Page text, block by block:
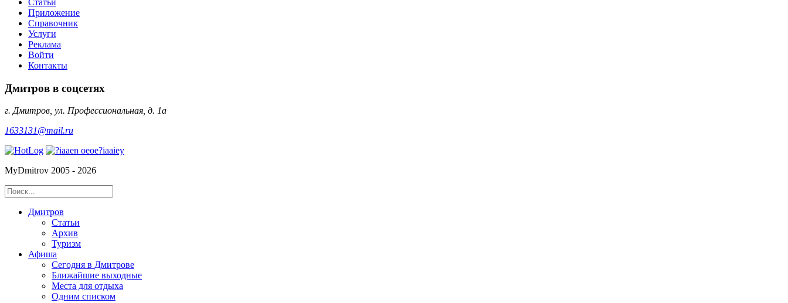
Приложение
Справочник
Услуги
Реклама
Войти
Контакты
Дмитров в соцсетях
г. Дмитров, ул. Профессиональная, д. 1а
1633131@mail.ru
MyDmitrov 2005 - 2026
Дмитров
Статьи
Архив
Туризм
Афиша
Сегодня в Дмитрове
Ближайшие выходные
Места для отдыха
Одним списком